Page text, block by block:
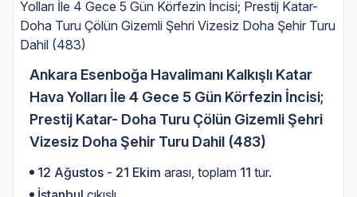
Ankara Esenboğa Havalimanı Kalkışlı Katar
Hava Yolları İle 4 Gece 5 Gün Körfezin İncisi;
Prestij Katar- Doha Turu Çölün Gizemli Şehri
Vizesiz Doha Şehir Turu Dahil (483)
12 Ağustos - 21 Ekim arası, toplam 11 tur.